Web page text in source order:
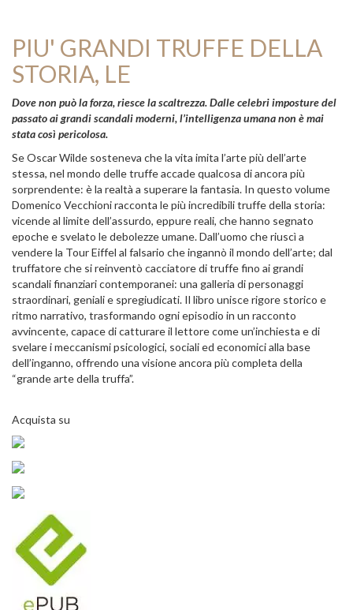
PIU' GRANDI TRUFFE DELLA
STORIA, LE
Dove non può la forza, riesce la scaltrezza. Dalle celebri imposture del
passato ai grandi scandali moderni, l’intelligenza umana non è mai
stata così pericolosa.
Se Oscar Wilde sosteneva che la vita imita l’arte più dell’arte
stessa, nel mondo delle truffe accade qualcosa di ancora più
sorprendente: è la realtà a superare la fantasia. In questo volume
Domenico Vecchioni racconta le più incredibili truffe della storia:
vicende al limite dell’assurdo, eppure reali, che hanno segnato
epoche e svelato le debolezze umane. Dall’uomo che riuscì a
vendere la Tour Eiffel al falsario che ingannò il mondo dell’arte; dal
truffatore che si reinventò cacciatore di truffe fino ai grandi
scandali finanziari contemporanei: una galleria di personaggi
straordinari, geniali e spregiudicati. Il libro unisce rigore storico e
ritmo narrativo, trasformando ogni episodio in un racconto
avvincente, capace di catturare il lettore come un’inchiesta e di
svelare i meccanismi psicologici, sociali ed economici alla base
dell’inganno, offrendo una visione ancora più completa della
“grande arte della truffa”.
Acquista su